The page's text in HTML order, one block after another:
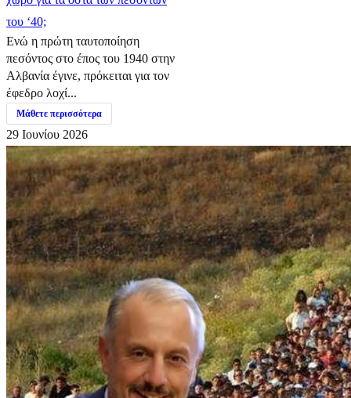
του ‘40;
Ενώ η πρώτη ταυτοποίηση
πεσόντος στο έπος του 1940 στην
Αλβανία έγινε, πρόκειται για τον
έφεδρο λοχί...
Μάθετε περισσότερα
29 Ιουνίου 2026